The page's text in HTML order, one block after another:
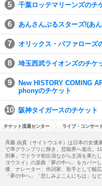
千葉ロッテマリーンズのチ
あんさんぶるスターズ!(あ
オリックス・バファローズ
埼玉西武ライオンズのチケ
New HISTORY COMING
phonyのチケット
阪神タイガースのチケット
チケット流通センター ライブ・コンサート
斉藤 由貴（サイトウユキ）は日本の女優
で準グランプリに輝き、芸能界へ進出。
刑事」でドラマ初出演ながら主演を果た
ヨウスイ）の楽曲「夢の中へ」をカバー
優、ナレーター、作詞家、歌手として幅
「夢の中へ」「悲しみよこんにちは」など